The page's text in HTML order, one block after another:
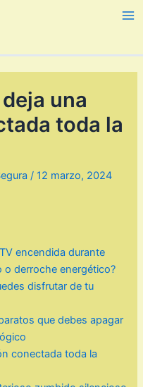
una
toda la
/12 marzo, 2024
encendida durante
derroche energético?
disfrutar de tu
que debes apagar
conectada toda la